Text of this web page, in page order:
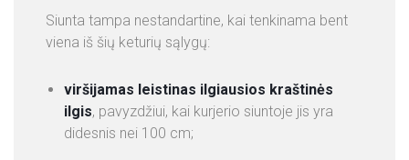
Siunta tampa nestandartine, kai tenkinama bent
viena iš šių keturių sąlygų:
viršijamas leistinas ilgiausios kraštinės
ilgis, pavyzdžiui, kai kurjerio siuntoje jis yra
didesnis nei 100 cm;